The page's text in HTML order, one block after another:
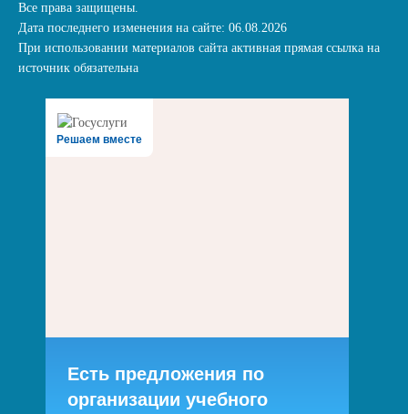
Все права защищены.
Дата последнего изменения на сайте: 06.08.2026
При использовании материалов сайта активная прямая ссылка на
источник обязательна
Решаем вместе
Есть предложения по
организации учебного